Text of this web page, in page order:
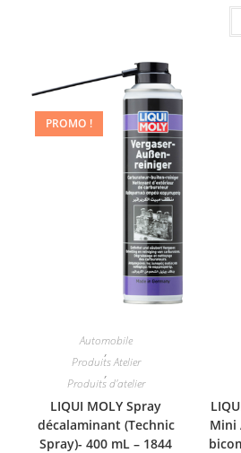
PROMO !
Automobile
,
Produits Atelier
,
Produits d'atelier
LIQUI MOLY Spray
décalaminant (Technic
Spray)- 400 mL – 1844
Mini